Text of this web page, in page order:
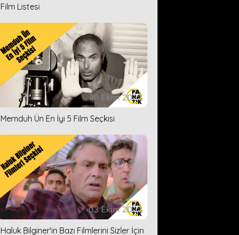
Film Listesi
10 Ekim 2023
Memduh Ün En İyi 5 Film Seçkisi
03 Ekim 2023
Haluk Bilginer'in Bazı Filmlerini Sizler İçin